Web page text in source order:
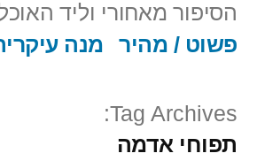
הסיפור מאחורי וליד
פשוט / מהיר
מנה
Tag Archives:
תפוחי אדמה